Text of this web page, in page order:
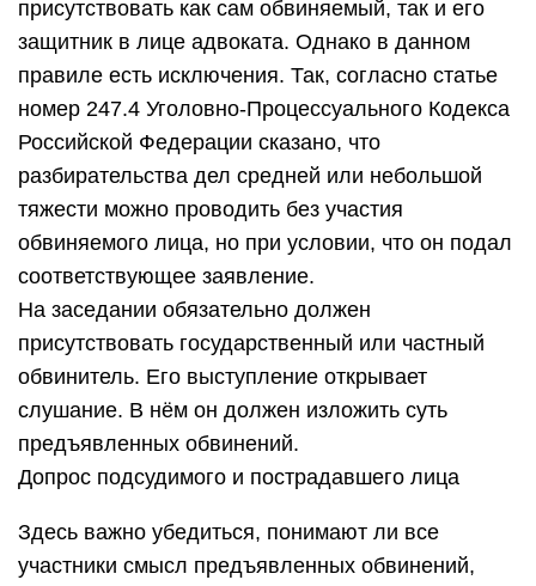
присутствовать как сам обвиняемый, так и его
защитник в лице адвоката. Однако в данном
правиле есть исключения. Так, согласно статье
номер 247.4 Уголовно-Процессуального Кодекса
Российской Федерации сказано, что
разбирательства дел средней или небольшой
тяжести можно проводить без участия
обвиняемого лица, но при условии, что он подал
соответствующее заявление.
На заседании обязательно должен
присутствовать государственный или частный
обвинитель. Его выступление открывает
слушание. В нём он должен изложить суть
предъявленных обвинений.
Допрос подсудимого и пострадавшего лица
Здесь важно убедиться, понимают ли все
участники смысл предъявленных обвинений,